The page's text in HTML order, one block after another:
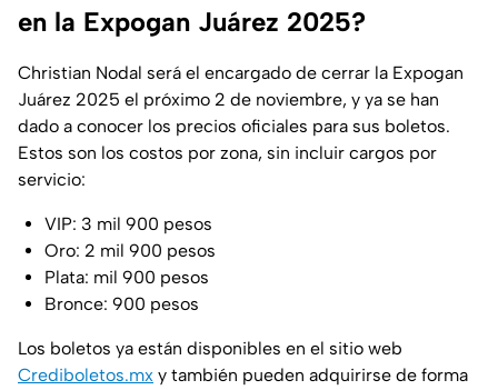
en la Expogan Juárez 2025?
Christian Nodal será el encargado de cerrar la Expogan
Juárez 2025 el próximo 2 de noviembre, y ya se han
dado a conocer los precios oficiales para sus boletos.
Estos son los costos por zona, sin incluir cargos por
servicio:
VIP: 3 mil 900 pesos
Oro: 2 mil 900 pesos
Plata: mil 900 pesos
Bronce: 900 pesos
Los boletos ya están disponibles en el sitio web
Crediboletos.mx y también pueden adquirirse de forma